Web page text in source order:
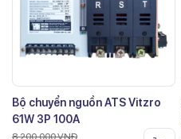
Bộ chuyển nguồn ATS Vitzro
61W 3P 100A
8.200.000VNĐ